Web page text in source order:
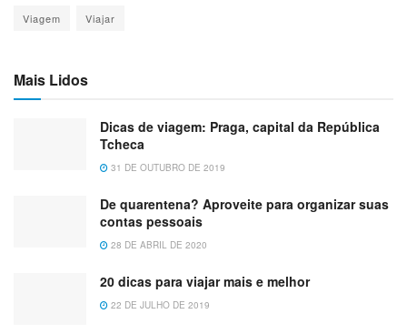
Viagem Viajar
Mais Lidos
Dicas de viagem: Praga, capital da República
Tcheca
31 DE OUTUBRO DE 2019
De quarentena? Aproveite para organizar suas
contas pessoais
28 DE ABRIL DE 2020
20 dicas para viajar mais e melhor
22 DE JULHO DE 2019